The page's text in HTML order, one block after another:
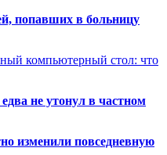
попавших в больницу
компьютерный стол: что
не утонул в частном
изменили повседневную